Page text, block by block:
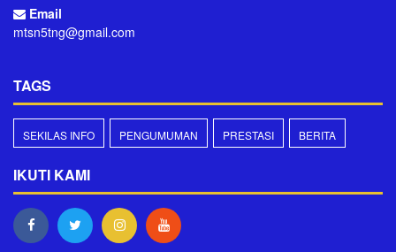
Email
mtsn5tng@gmail.com
TAGS
SEKILAS INFO PENGUMUMAN PRESTASI BERITA
IKUTI KAMI